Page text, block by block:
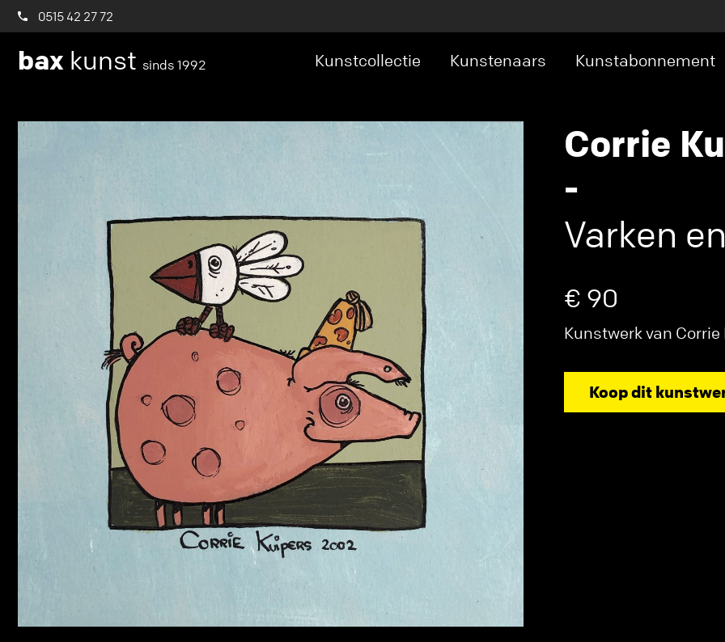
0515 42 27 72
bax kunst sinds 1992 Kunstcollectie Kunstenaars Kunstabonnement
Corrie
-
Varken
€ 90
Kunstwerk van
Koop dit